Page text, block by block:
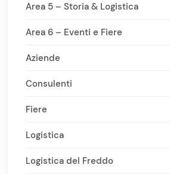
Area 5 – Storia & Logistica
Area 6 – Eventi e Fiere
Aziende
Consulenti
Fiere
Logistica
Logistica del Freddo